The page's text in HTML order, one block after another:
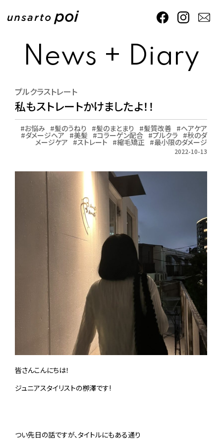
News + Diary
プルクラストレート
私もストレートかけましたよ！！
お悩み 髪のうねり 髪のまとまり 髪質改善 ヘアケア
ダメージヘア 美髪 コラーゲン配合 プルクラ 秋のダ
メージケア ストレート 縮毛矯正 最小限のダメージ
2022-10-13
皆さんこんにちは！
ジュニアスタイリストの栁澤です!
つい先日の話ですが、タイトルにもある通り